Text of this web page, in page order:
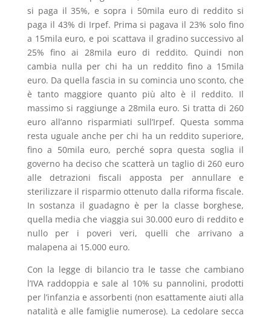
si paga il 35%, e sopra i 50mila euro di reddito si
paga il 43% di Irpef. Prima si pagava il 23% solo fino
a 15mila euro, e poi scattava il gradino successivo al
25% fino ai 28mila euro di reddito. Quindi non
cambia nulla per chi ha un reddito fino a 15mila
euro. Da quella fascia in su comincia uno sconto, che
è tanto maggiore quanto più alto è il reddito. Il
massimo si raggiunge a 28mila euro. Si tratta di 260
euro all’anno risparmiati sull’Irpef. Questa somma
resta uguale anche per chi ha un reddito superiore,
fino a 50mila euro, perché sopra questa soglia il
governo ha deciso che scatterà un taglio di 260 euro
alle detrazioni fiscali apposta per annullare e
sterilizzare il risparmio ottenuto dalla riforma fiscale.
In sostanza il guadagno è per la classe borghese,
quella media che viaggia sui 30.000 euro di reddito e
nullo per i poveri veri, quelli che arrivano a
malapena ai 15.000 euro.
Con la legge di bilancio tra le tasse che cambiano
l’IVA raddoppia e sale al 10% su pannolini, prodotti
per l’infanzia e assorbenti (non esattamente aiuti alla
natalità e alle famiglie numerose). La cedolare secca